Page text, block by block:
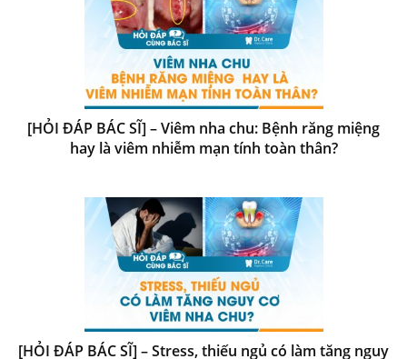
[HỎI ĐÁP BÁC SĨ] – Viêm nha chu: Bệnh răng miệng
hay là viêm nhiễm mạn tính toàn thân?
[HỎI ĐÁP BÁC SĨ] – Stress, thiếu ngủ có làm tăng nguy